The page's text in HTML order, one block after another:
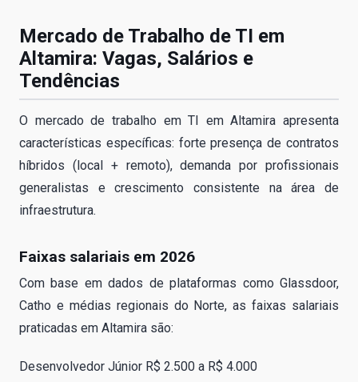
Mercado de Trabalho de TI em
Altamira: Vagas, Salários e
Tendências
O mercado de trabalho em TI em Altamira apresenta
características específicas: forte presença de contratos
híbridos (local + remoto), demanda por profissionais
generalistas e crescimento consistente na área de
infraestrutura.
Faixas salariais em 2026
Com base em dados de plataformas como Glassdoor,
Catho e médias regionais do Norte, as faixas salariais
praticadas em Altamira são:
Desenvolvedor Júnior R$ 2.500 a R$ 4.000